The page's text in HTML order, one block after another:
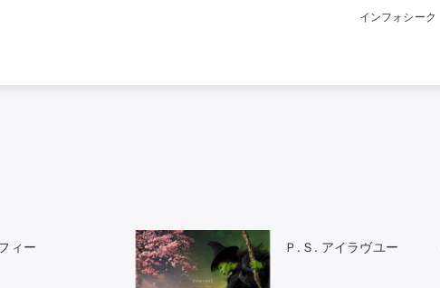
インフォシーク
ィー Ｐ.Ｓ. アイラヴユー